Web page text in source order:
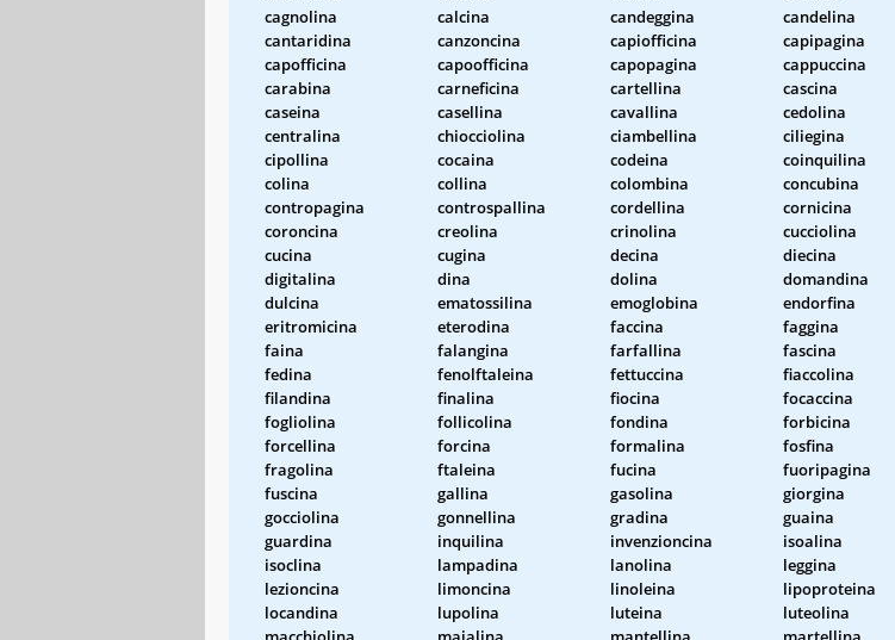
cagnolina
calcina candeggina
candelina
cantaridina
canzoncina capiofficina
capipagina
capofficina
capoofficina capopagina
cappuccina
carabina
carneficina cartellina
cascina
caseina
casellina cavallina
cedolina
centralina
chiocciolina ciambellina
ciliegina
cipollina
cocaina codeina
coinquilina
colina
collina colombina
concubina
contropagina
controspallina cordellina
cornicina
coroncina
creolina crinolina
cucciolina
cucina
cugina decina
diecina
digitalina
dina dolina
domandina
dulcina
ematossilina emoglobina
endorfina
eritromicina
eterodina faccina
faggina
faina
falangina farfallina
fascina
fedina
fenolftaleina fettuccina
fiaccolina
filandina
finalina fiocina
focaccina
fogliolina
follicolina fondina
forbicina
forcellina
forcina formalina
fosfina
fragolina
ftaleina fucina
fuoripagina
fuscina
gallina gasolina
giorgina
gocciolina
gonnellina gradina
guaina
guardina
inquilina invenzioncina
isoalina
isoclina
lampadina lanolina
leggina
lezioncina
limoncina linoleina
lipoproteina
locandina
lupolina luteina
luteolina